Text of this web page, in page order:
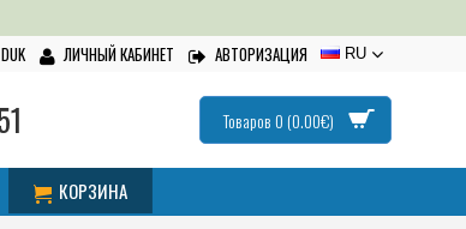
DUK ЛИЧНЫЙ КАБИНЕТ АВТОРИЗАЦИЯ RU
Товаров 0 (0.00€)
КОРЗИНА